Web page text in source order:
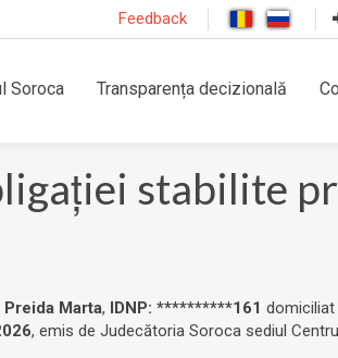
Feedback
Soroca Transparența decizională
stabilite
Preida Marta, IDNP: **********161 domiciliat
, emis de Judecătoria Soroca sediul